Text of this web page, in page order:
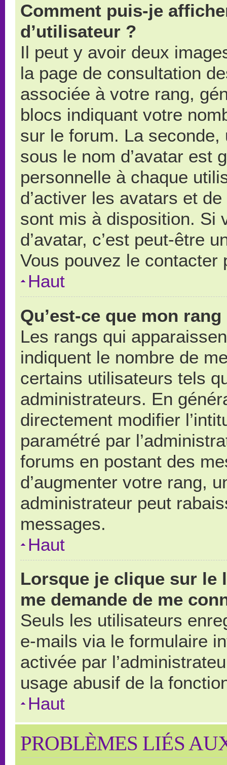
Comment puis-je
d’utilisateur ?
Il peut y avoir deux
la page de consultation
associée à votre rang,
blocs indiquant votre
sur le forum. La
sous le nom d’avatar est
personnelle à chaque
d’activer les avatars et
sont mis à disposition. Si
d’avatar, c’est peut-être
Vous pouvez le contacter
Haut
Qu’est-ce que mon
Les rangs qui
indiquent le nombre de
certains utilisateurs tels
administrateurs. En
directement modifier
paramétré par
forums en postant des
d’augmenter votre rang,
administrateur peut
messages.
Haut
Lorsque je clique sur le
me demande de me
Seuls les utilisateurs
e-mails via le formulaire
activée par
usage abusif de la
Haut
PROBLÈMES LIÉS